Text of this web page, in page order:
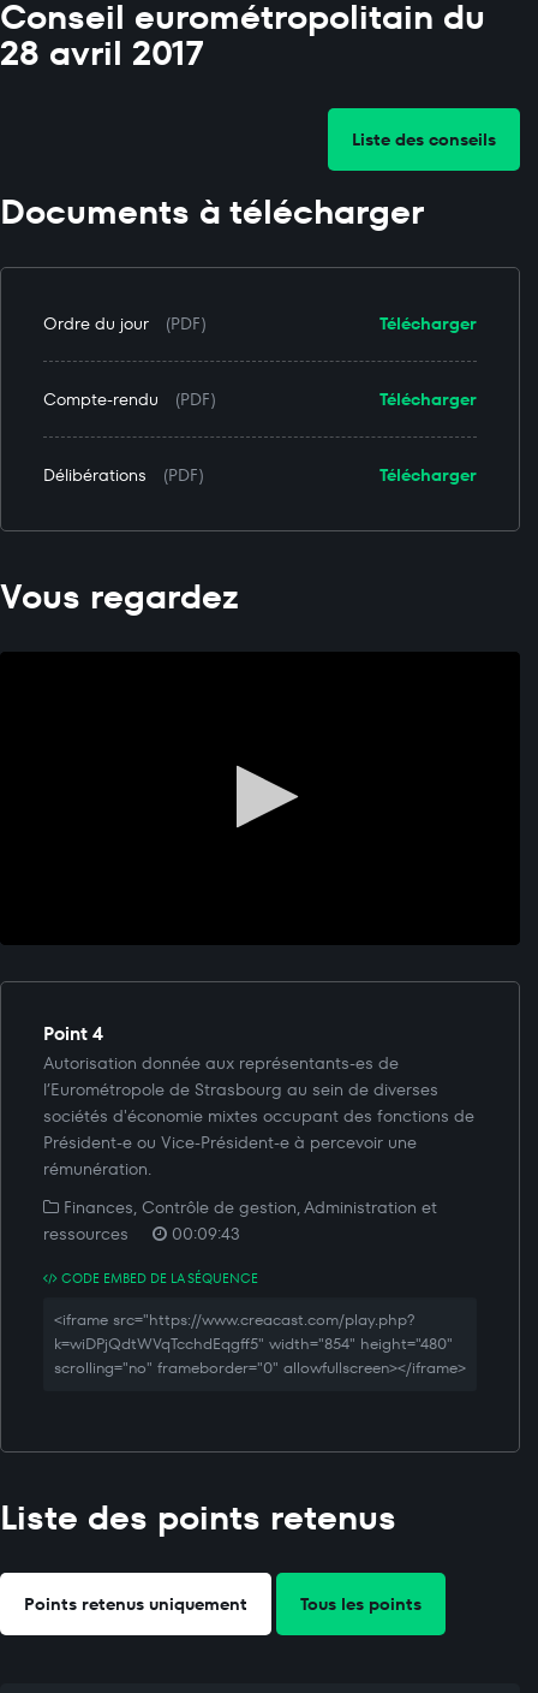
Conseil eurométropolitain du
28 avril 2017
Liste des conseils
Documents à télécharger
Télécharger
Ordre du jour (PDF)
Télécharger
Compte-rendu (PDF)
Télécharger
Délibérations (PDF)
Vous regardez
Point 4
Autorisation donnée aux représentants-es de
l’Eurométropole de Strasbourg au sein de diverses
sociétés d'économie mixtes occupant des fonctions de
Président-e ou Vice-Président-e à percevoir une
rémunération.
Finances, Contrôle de gestion, Administration et
ressources
00:09:43
CODE EMBED DE LA SÉQUENCE
<iframe src="https://www.creacast.com/play.php?
k=wiDPjQdtWVqTcchdEqgff5" width="854" height="480"
scrolling="no" frameborder="0" allowfullscreen></iframe>
Liste des points retenus
Points retenus uniquement Tous les points